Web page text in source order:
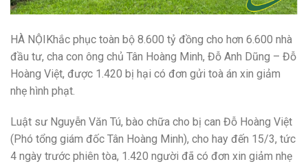
HÀ NỘIKhắc phục toàn bộ 8.600 tỷ đồng cho hơn 6.600 nhà
đầu tư, cha con ông chủ Tân Hoàng Minh, Đỗ Anh Dũng – Đỗ
Hoàng Việt, được 1.420 bị hại có đơn gửi toà án xin giảm
nhẹ hình phạt.
Luật sư Nguyễn Văn Tú, bào chữa cho bị can Đỗ Hoàng Việt
(Phó tổng giám đốc Tân Hoàng Minh), cho hay đến 15/3, tức
4 ngày trước phiên tòa, 1.420 người đã có đơn xin giảm nhẹ